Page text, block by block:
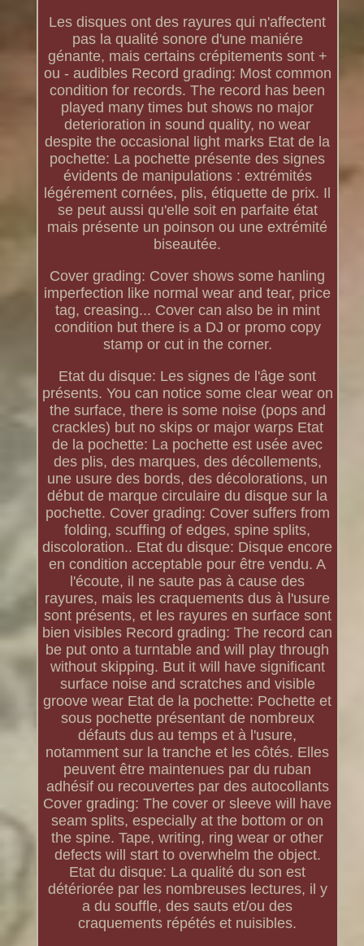
Les disques ont des rayures qui n'affectent
pas la qualité sonore d'une maniére
génante, mais certains crépitements sont +
ou - audibles Record grading: Most common
condition for records. The record has been
played many times but shows no major
deterioration in sound quality, no wear
despite the occasional light marks Etat de la
pochette: La pochette présente des signes
évidents de manipulations : extrémités
légérement cornées, plis, étiquette de prix. Il
se peut aussi qu'elle soit en parfaite état
mais présente un poinson ou une extrémité
biseautée.
Cover grading: Cover shows some hanling
imperfection like normal wear and tear, price
tag, creasing... Cover can also be in mint
condition but there is a DJ or promo copy
stamp or cut in the corner.
Etat du disque: Les signes de l'âge sont
présents. You can notice some clear wear on
the surface, there is some noise (pops and
crackles) but no skips or major warps Etat
de la pochette: La pochette est usée avec
des plis, des marques, des décollements,
une usure des bords, des décolorations, un
début de marque circulaire du disque sur la
pochette. Cover grading: Cover suffers from
folding, scuffing of edges, spine splits,
discoloration.. Etat du disque: Disque encore
en condition acceptable pour être vendu. A
l'écoute, il ne saute pas à cause des
rayures, mais les craquements dus à l'usure
sont présents, et les rayures en surface sont
bien visibles Record grading: The record can
be put onto a turntable and will play through
without skipping. But it will have significant
surface noise and scratches and visible
groove wear Etat de la pochette: Pochette et
sous pochette présentant de nombreux
défauts dus au temps et à l'usure,
notamment sur la tranche et les côtés. Elles
peuvent être maintenues par du ruban
adhésif ou recouvertes par des autocollants
Cover grading: The cover or sleeve will have
seam splits, especially at the bottom or on
the spine. Tape, writing, ring wear or other
defects will start to overwhelm the object.
Etat du disque: La qualité du son est
détériorée par les nombreuses lectures, il y
a du souffle, des sauts et/ou des
craquements répétés et nuisibles.